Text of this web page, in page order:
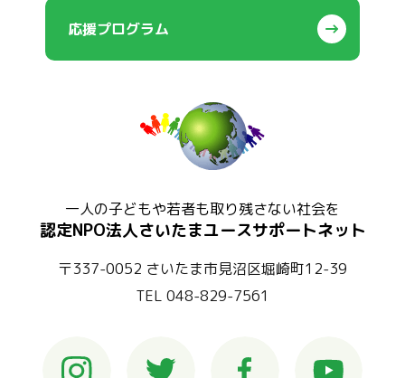
応援プログラム
一人の子どもや若者も取り残さない社会を
認定NPO法人さいたまユースサポートネット
〒337-0052 さいたま市見沼区堀崎町12-39
TEL 048-829-7561